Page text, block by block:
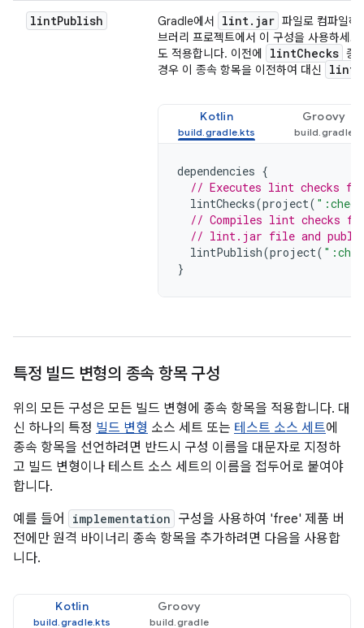
lintPublish Gradle에서 lint. jar 파일로 컴파일
브러리 프로젝트에서 이 구성을 사용하세
도 적용합니다. 이전에
lintChecks 종
경우 이 종속 항목을 이전하여 대신
lint
Kotlin Groovy
dependencies {
// Executes lint checks
lintChecks(project(
// Compiles lint checks
// lint.jar file and
lintPublish(project(
}
특정 빌드 변형의 종속 항목 구성
위의 모든 구성은 모든 빌드 변형에 종속 항목을 적용합니다. 대
신 하나의 특정 빌드 변형 소스 세트 또는 테스트 소스 세트에
종속 항목을 선언하려면 반드시 구성 이름을 대문자로 지정하
고 빌드 변형이나 테스트 소스 세트의 이름을 접두어로 붙여야
합니다.
예를 들어
implementation 구성을 사용하여 'free' 제품 버
전에만 원격 바이너리 종속 항목을 추가하려면 다음을 사용합
니다.
Kotlin Groovy